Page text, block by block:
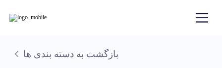
بازگشت به دسته بندی ها